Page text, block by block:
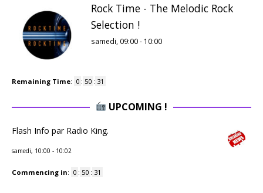
Rock Time - The Melodic Rock
Selection !
samedi, 09:00- 10:00
Remaining Time: 0 : 50 : 30
UPCOMING !
Flash Info par Radio King.
samedi, 10:00 - 10:02
Commencing in: 0 : 50 : 30